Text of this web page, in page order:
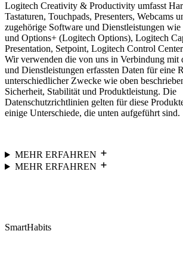
Logitech Creativity & Productivity umfasst
Tastaturen, Touchpads, Presenters, Webcams
zugehörige Software und Dienstleistungen
und Options+ (Logitech Options), Logitech
Presentation, Setpoint, Logitech Control
Wir verwenden die von uns in Verbindung mit
und Dienstleistungen erfassten Daten für eine
unterschiedlicher Zwecke wie oben
Sicherheit, Stabilität und Produktleistung. Die
Datenschutzrichtlinien gelten für diese
einige Unterschiede, die unten aufgeführt sind.
MEHR ERFAHREN
MEHR ERFAHREN
SmartHabits